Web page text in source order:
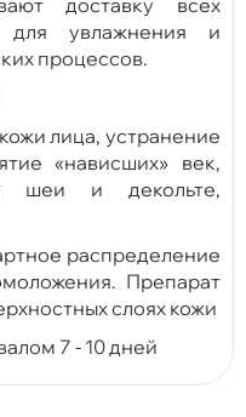
для увлажнения и
процессов.
лица, устранение
«нависших» век,
шеи и декольте,
распределение
Препарат
слоях кожи
7 - 10 дней